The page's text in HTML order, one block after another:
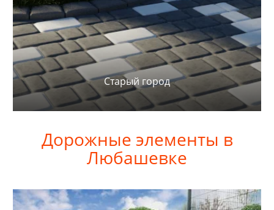
Старый город
Дорожные элементы в
Любашевке